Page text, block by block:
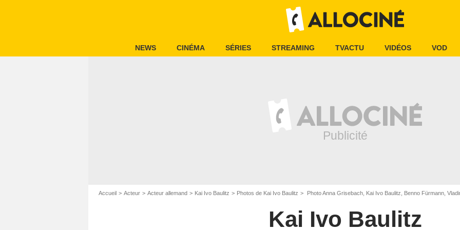
NEWS CINÉMA SÉRIES STREAMING TVACTU VIDÉOS VOD
Accueil Acteur Acteur allemand Kai Ivo Baulitz Photos de Kai Ivo Baulitz Photo Anna Grisebach, Kai Ivo Baulitz, Benno Fürmann,
Kai Ivo Baulitz